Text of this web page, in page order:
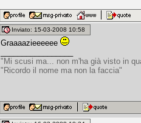
Inviato: 15-03-2008 10:58
Graaaazieeeeee
"Mi scusi ma... non m'ha già visto in
"Ricordo il nome ma non la faccia"